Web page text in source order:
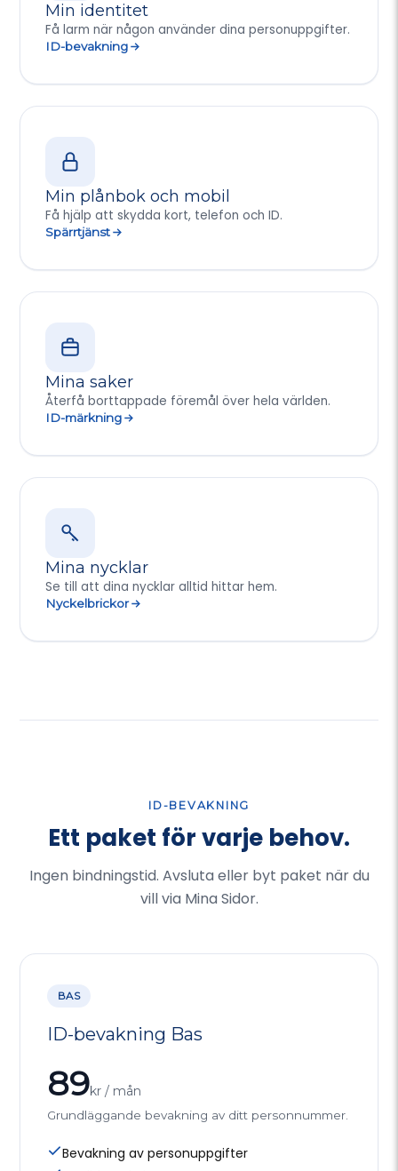
Min identitet
Få larm när någon använder dina personuppgifter.
ID-bevakning
Min plånbok och mobil
Få hjälp att skydda kort, telefon och ID.
Spärrtjänst
Mina saker
Återfå borttappade föremål över hela världen.
ID-märkning
Mina nycklar
Se till att dina nycklar alltid hittar hem.
Nyckelbrickor
ID-BEVAKNING
Ett paket för varje behov.
Ingen bindningstid. Avsluta eller byt paket när du
vill via Mina Sidor.
BAS
ID-bevakning Bas
89kr / mån
Grundläggande bevakning av ditt personnummer.
Bevakning av personuppgifter